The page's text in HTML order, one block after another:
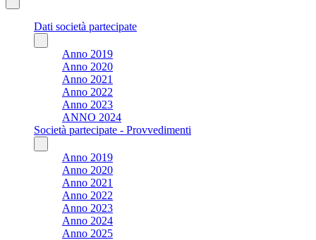
Dati società partecipate
Anno 2019
Anno 2020
Anno 2021
Anno 2022
Anno 2023
ANNO 2024
Società partecipate - Provvedimenti
Anno 2019
Anno 2020
Anno 2021
Anno 2022
Anno 2023
Anno 2024
Anno 2025